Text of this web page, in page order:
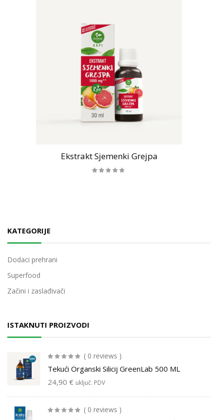
KATEGORIJE
Dodaci prehrani
Superfood
Začini i zaslađivači
ISTAKNUTI PROIZVODI
( 0 reviews )
Tekući Organski Silicij GreenLab 500 ML
24,90 € uključ. PDV
( 0 reviews )
Ekstrakt Sjemenki Grejpa